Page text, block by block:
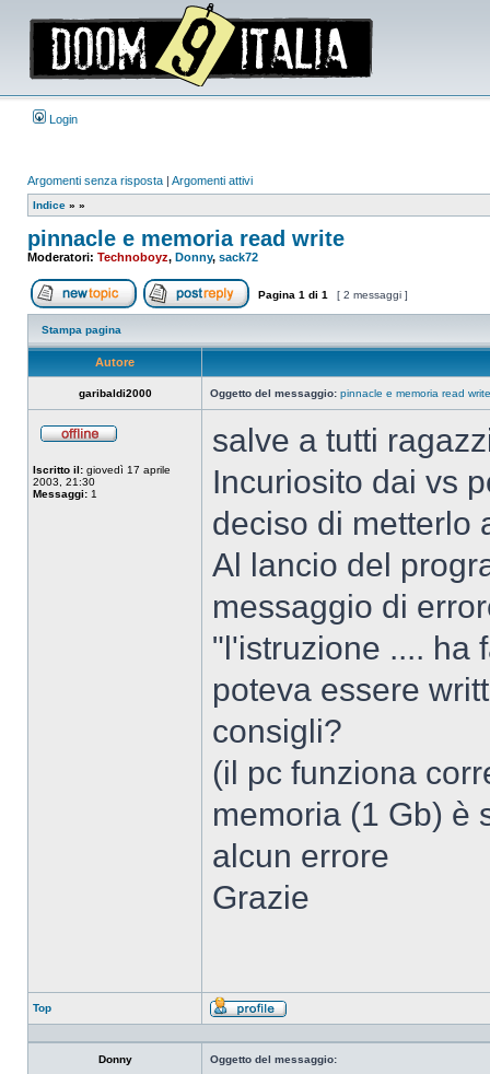
Login
Argomenti senza risposta | Argomenti attivi
Indice » »
pinnacle e memoria read write
Moderatori: Technoboyz, Donny, sack72
Apri un nuovo argomentoRispondi all’argomento
Pagina 1 di 1 [ 2 messaggi ]
Stampa pagina
Autore
garibaldi2000 Oggetto del messaggio: pinnacle e memoria read write
Iscritto il: giovedì 17 aprile
2003, 21:30
Messaggi: 1
salve a tutti
Incuriosito dai vs
deciso di metterlo
Al lancio del
messaggio di
"l'istruzione .... ha
poteva essere
consigli?
(il pc funziona
memoria (1 Gb) è
alcun errore
Grazie
Top
Profilo
Donny Oggetto del messaggio: